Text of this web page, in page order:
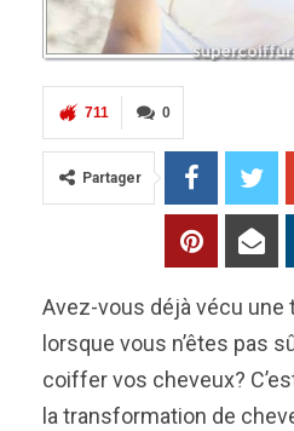
0
711
Partager
Avez-vous déjà vécu une
lorsque vous n’êtes pas
coiffer vos cheveux?
la transformation de